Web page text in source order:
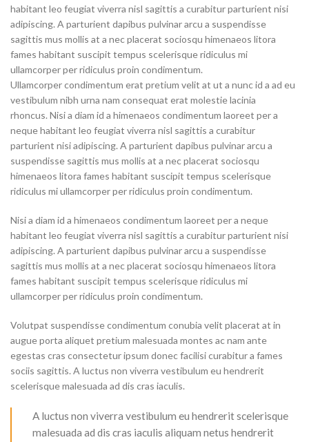
habitant leo feugiat viverra nisl sagittis a curabitur parturient nisi
adipiscing. A parturient dapibus pulvinar arcu a suspendisse
sagittis mus mollis at a nec placerat sociosqu himenaeos litora
fames habitant suscipit tempus scelerisque ridiculus mi
ullamcorper per ridiculus proin condimentum.
Ullamcorper condimentum erat pretium velit at ut a nunc id a ad eu
vestibulum nibh urna nam consequat erat molestie lacinia
rhoncus. Nisi a diam id a himenaeos condimentum laoreet per a
neque habitant leo feugiat viverra nisl sagittis a curabitur
parturient nisi adipiscing. A parturient dapibus pulvinar arcu a
suspendisse sagittis mus mollis at a nec placerat sociosqu
himenaeos litora fames habitant suscipit tempus scelerisque
ridiculus mi ullamcorper per ridiculus proin condimentum.
Nisi a diam id a himenaeos condimentum laoreet per a neque
habitant leo feugiat viverra nisl sagittis a curabitur parturient nisi
adipiscing. A parturient dapibus pulvinar arcu a suspendisse
sagittis mus mollis at a nec placerat sociosqu himenaeos litora
fames habitant suscipit tempus scelerisque ridiculus mi
ullamcorper per ridiculus proin condimentum.
Volutpat suspendisse condimentum conubia velit placerat at in
augue porta aliquet pretium malesuada montes ac nam ante
egestas cras consectetur ipsum donec facilisi curabitur a fames
sociis sagittis. A luctus non viverra vestibulum eu hendrerit
scelerisque malesuada ad dis cras iaculis.
A luctus non viverra vestibulum eu hendrerit scelerisque
malesuada ad dis cras iaculis aliquam netus hendrerit